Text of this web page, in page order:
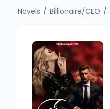
Novels / Billionaire/CEO /